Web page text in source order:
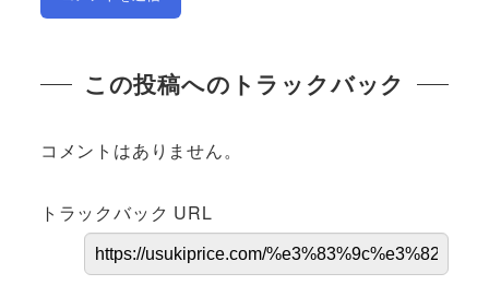
この投稿へのトラックバック
コメントはありません。
トラックバック URL